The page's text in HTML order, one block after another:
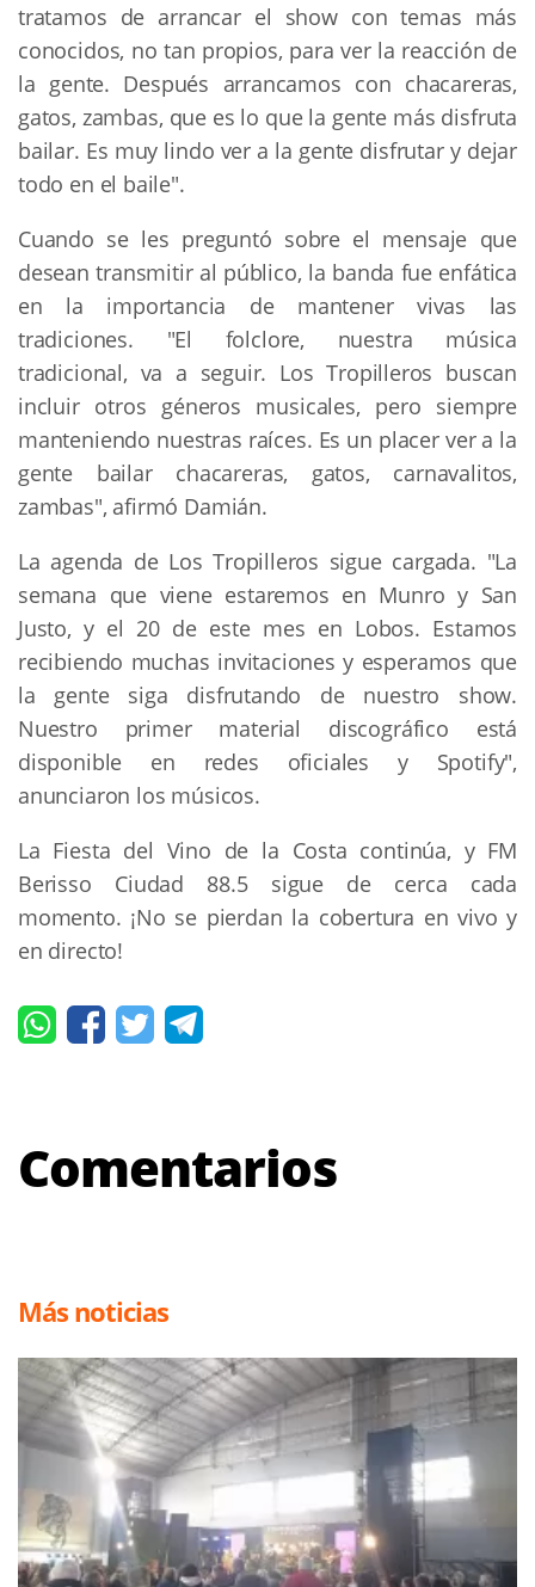
tratamos de arrancar el show con temas más
conocidos, no tan propios, para ver la reacción de
la gente. Después arrancamos con chacareras,
gatos, zambas, que es lo que la gente más disfruta
bailar. Es muy lindo ver a la gente disfrutar y dejar
todo en el baile".
Cuando se les preguntó sobre el mensaje que
desean transmitir al público, la banda fue enfática
en la importancia de mantener vivas las
tradiciones. "El folclore, nuestra música
tradicional, va a seguir. Los Tropilleros buscan
incluir otros géneros musicales, pero siempre
manteniendo nuestras raíces. Es un placer ver a la
gente bailar chacareras, gatos, carnavalitos,
zambas", afirmó Damián.
La agenda de Los Tropilleros sigue cargada. "La
semana que viene estaremos en Munro y San
Justo, y el 20 de este mes en Lobos. Estamos
recibiendo muchas invitaciones y esperamos que
la gente siga disfrutando de nuestro show.
Nuestro primer material discográfico está
disponible en redes oficiales y Spotify",
anunciaron los músicos.
La Fiesta del Vino de la Costa continúa, y FM
Berisso Ciudad 88.5 sigue de cerca cada
momento. ¡No se pierdan la cobertura en vivo y
en directo!
Comentarios
Más noticias